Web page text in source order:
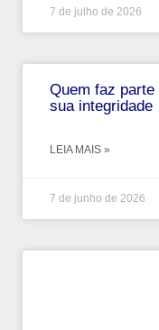
7 de julho de 2026
Quem faz
sua integridade
LEIA MAIS »
7 de junho de 2026